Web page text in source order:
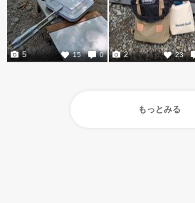
15 0
5 23
2
もっとみる